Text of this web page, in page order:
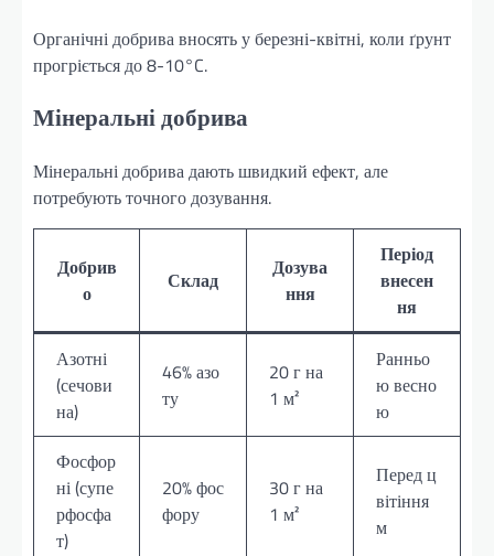
Органічні добрива вносять у березні-квітні, коли ґрунт
прогріється до 8-10°C.
Мінеральні добрива
Мінеральні добрива дають швидкий ефект, але
потребують точного дозування.
Добрив
о
Склад
Дозува
ння
Період
внесен
ня
Азотні
(сечови
на)
46% азо
ту
20 г на
1 м²
Ранньо
ю весно
ю
Фосфор
ні (супе
рфосфа
т)
20% фос
фору
30 г на
1 м²
Перед ц
вітіння
м